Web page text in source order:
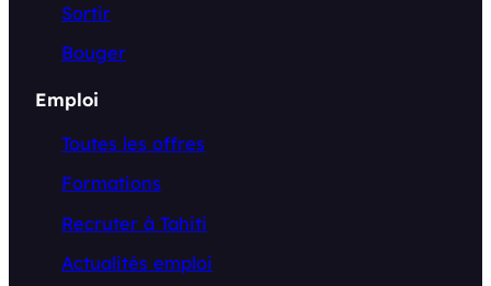
Sortir
Bouger
Emploi
Toutes les offres
Formations
Recruter à Tahiti
Actualités emploi